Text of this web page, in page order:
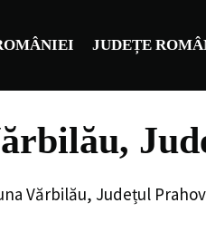
JUDEȚE
Vărbilău, Județul